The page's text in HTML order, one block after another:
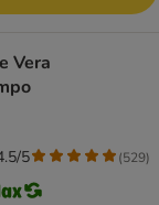
Vera
5 (529)